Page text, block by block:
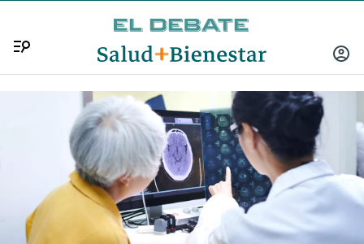
INICIAR